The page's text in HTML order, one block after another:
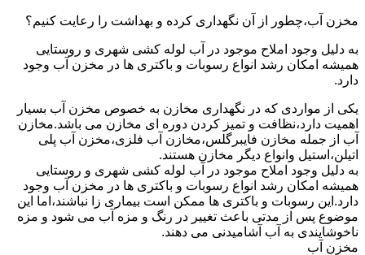
مخزن آب،چطور از آن نگهداری کرده و بهداشت را رعایت کنیم؟
به دلیل وجود املاح موجود در آب لوله کشی شهری و روستایی
همیشه امکان رشد انواع رسوبات و باکتری ها در مخزن آب وجود
دارد.
یکی از مواردی که در نگهداری مخازن به خصوص مخزن آب بسیار
اهمیت دارد،نظافت و تمیز کردن دوره ای مخازن می باشد.مخازن
آب از جمله مخازن فایبرگلس،مخازن آب فلزی،مخزن آب پلی
اتیلن،استیل وانواع دیگر مخازن هستند.
به دلیل وجود املاح موجود در آب لوله کشی شهری و روستایی
همیشه امکان رشد انواع رسوبات و باکتری ها در مخزن آب وجود
دارد.این رسوبات و باکتری ها ممکن است بیماری زا نباشند،اما این
موضوع پس از مدتی باعث تغییر در رنگ و مزه آب می شود و مزه
ناخوشایندی به آب آشامیدنی می دهند.
مخزن آب